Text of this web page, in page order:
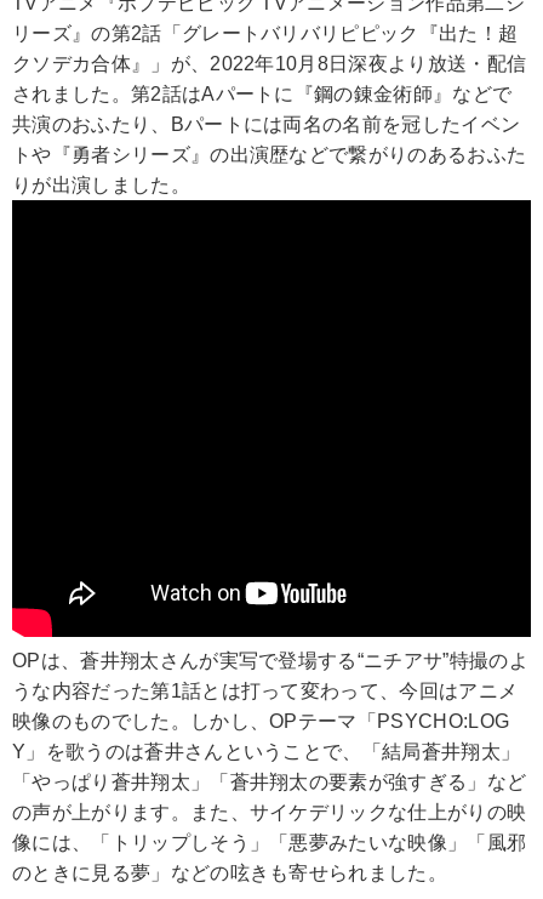
リーズ』の第2話「グレートバリバリピピック『出た！超
クソデカ合体』」が、2022年10月8日深夜より放送・配信
されました。第2話はAパートに『鋼の錬金術師』などで
共演のおふたり、Bパートには両名の名前を冠したイベン
トや『勇者シリーズ』の出演歴などで繋がりのあるおふた
りが出演しました。
OPは、蒼井翔太さんが実写で登場する“ニチアサ”特撮のよ
うな内容だった第1話とは打って変わって、今回はアニメ
映像のものでした。しかし、OPテーマ「PSYCHO:LOG
Y」を歌うのは蒼井さんということで、「結局蒼井翔太」
「やっぱり蒼井翔太」「蒼井翔太の要素が強すぎる」など
の声が上がります。また、サイケデリックな仕上がりの映
像には、「トリップしそう」「悪夢みたいな映像」「風邪
のときに見る夢」などの呟きも寄せられました。